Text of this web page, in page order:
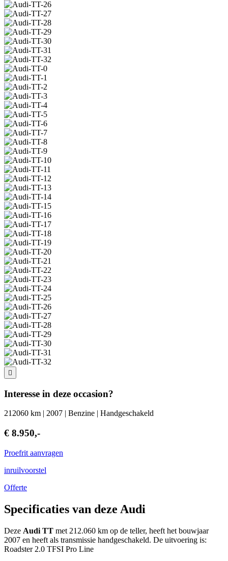
Interesse in deze occasion?
212060 km | 2007 | Benzine | Handgeschakeld
€ 8.950,-
Proefrit aanvragen
inruilvoorstel
Offerte
Specificaties van deze Audi
Deze Audi TT met 212.060 km op de teller, heeft het bouwjaar
2007 en heeft als transmissie handgeschakeld. De uitvoering is:
Roadster 2.0 TFSI Pro Line